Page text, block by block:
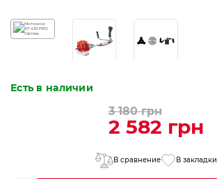
Есть в наличии
3 180 грн
2 582 грн
В сравнение В закладки